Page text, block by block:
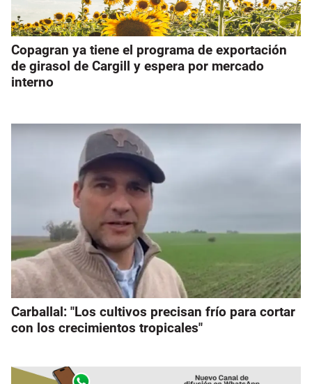
Copagran ya tiene el programa de exportación
de girasol de Cargill y espera por mercado
interno
Carballal: "Los cultivos precisan frío para cortar
con los crecimientos tropicales"